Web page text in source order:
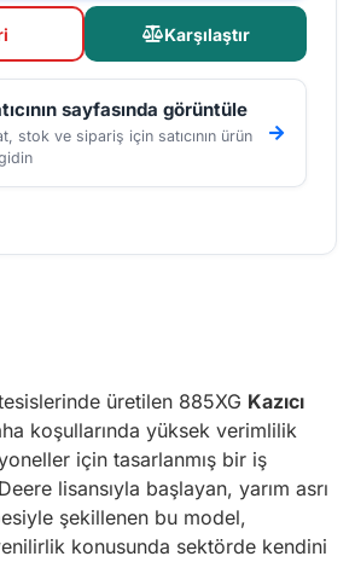
Karşılaştır
sayfasında görüntüle
stok ve sipariş için satıcının ürün
üretilen 885XG Kazıcı
koşullarında yüksek verimlilik
için tasarlanmış bir iş
lisansıyla başlayan, yarım asrı
şekillenen bu model,
konusunda sektörde kendini